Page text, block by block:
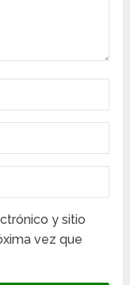
y sitio
vez que